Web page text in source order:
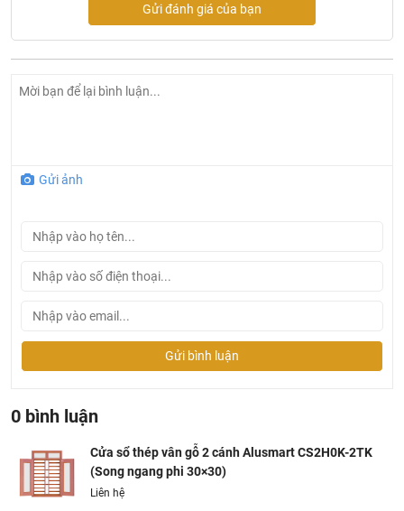
Cửa sổ thép vân gỗ 2 cánh Alusmart CS2H0K-2TK
Gửi đánh giá của bạn
Gửi ảnh
Gửi bình luận
0 bình luận
Cửa sổ thép vân gỗ 2 cánh Alusmart CS2H0K-2TK
(Song ngang phi 30×30)
Liên hệ